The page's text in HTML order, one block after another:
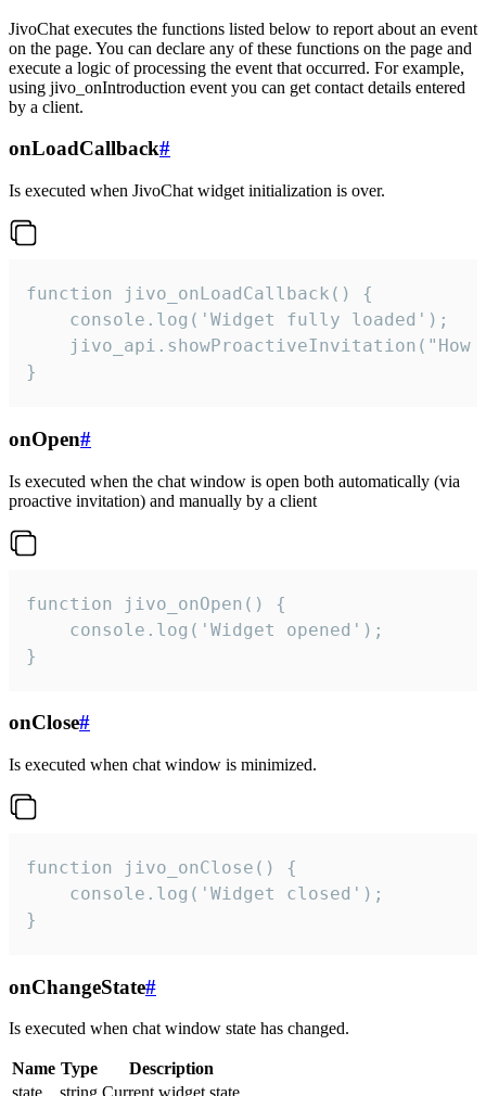
JivoChat executes the functions listed below to report about an event
on the page. You can declare any of these functions on the page and
execute a logic of processing the event that occurred. For example,
using jivo_onIntroduction event you can get contact details entered
by a client.
onLoadCallback#
Is executed when JivoChat widget initialization is over.
function jivo_onLoadCallback() {
    console.log('Widget fully loaded');
jivo_api.showProactiveInvitation("How
}
onOpen#
Is executed when the chat window is open both automatically (via
proactive invitation) and manually by a client
function jivo_onOpen() {
    console.log('Widget opened');
}
onClose#
Is executed when chat window is minimized.
function jivo_onClose() {
    console.log('Widget closed');
}
onChangeState#
Is executed when chat window state has changed.
Name Type
Description